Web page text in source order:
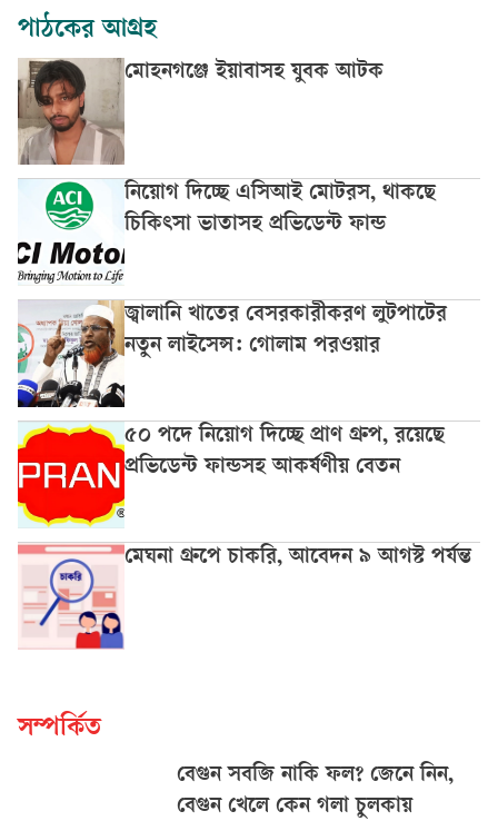
পাঠকের আগ্রহ
মোহনগঞ্জে ইয়াবাসহ যুবক আটক
নিয়োগ দিচ্ছে এসিআই মোটরস, থাকছে
চিকিৎসা ভাতাসহ প্রভিডেন্ট ফান্ড
জ্বালানি খাতের বেসরকারীকরণ লুটপাটের
নতুন লাইসেন্স: গোলাম পরওয়ার
৫০ পদে নিয়োগ দিচ্ছে প্রাণ গ্রুপ, রয়েছে
প্রভিডেন্ট ফান্ডসহ আকর্ষণীয় বেতন
মেঘনা গ্রুপে চাকরি, আবেদন ৯ আগস্ট পর্যন্ত
সম্পর্কিত
বেগুন সবজি নাকি ফল? জেনে নিন,
বেগুন খেলে কেন গলা চুলকায়